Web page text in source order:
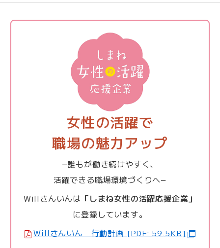
女性の活躍で
職場の魅力アップ
−誰もが働き続けやすく、
活躍できる職場環境づくりへ−
Willさんいんは 「しまね女性の活躍応援企業」
に登録しています。
Willさんいん 行動計画 [PDF: 59.5KB]